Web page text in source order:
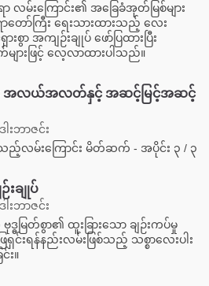
လမ်းကြောင်း၏ အခြေခံအုတ်မြစ်များ
တော်ကြီး ရေးသားထားသည့် လေး
းစွာ အကျဉ်းချုပ် ဖော်ပြထားပြီး
ျားဖြင့် လေ့လာထားပါသည်။
အလယ်အလတ်နှင့် အဆင့်မြင့်အဆင့်
းဘာဇင်း
မ်းကြောင်း မိတ်ဆက် - အပိုင်း ၃ / ၃
းချုပ်
းဘာဇင်း
ဓမြတ်စွာ၏ ထူးခြားသော ချဉ်းကပ်မှု
ရှင်းရန်နည်းလမ်းဖြစ်သည့် သစ္စာလေးပါး
း။